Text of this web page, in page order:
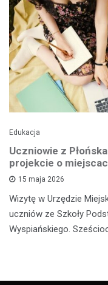
Edukacja
Uczniowie z
projekcie o
15 maja 2026
Wizytę w Urzędzie
uczniów ze Szkoły
Wyspiańskiego.